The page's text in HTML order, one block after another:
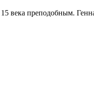
века преподобным.